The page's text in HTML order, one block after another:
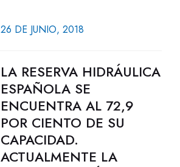
26 DE JUNIO, 2018
LA RESERVA HIDRÁULICA
ESPAÑOLA SE
ENCUENTRA AL 72,9
POR CIENTO DE SU
CAPACIDAD.
ACTUALMENTE LA